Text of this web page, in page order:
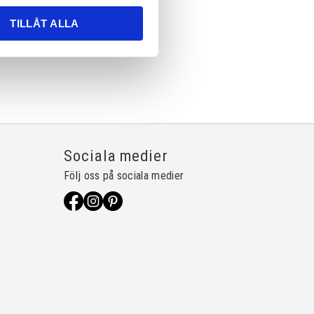
TILLÅT ALLA
Sociala medier
Följ oss på sociala medier